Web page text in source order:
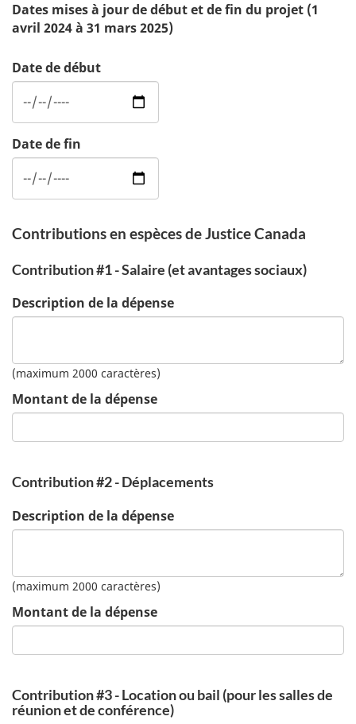
Dates mises à jour de début et de fin du projet (1
avril 2024 à 31 mars 2025)
Date de début
Date de fin
Contributions en espèces de Justice Canada
Contribution #1 - Salaire (et avantages sociaux)
Description de la dépense
(maximum 2000 caractères)
Montant de la dépense
Contribution #2 - Déplacements
Description de la dépense
(maximum 2000 caractères)
Montant de la dépense
Contribution #3 - Location ou bail (pour les salles de
réunion et de conférence)